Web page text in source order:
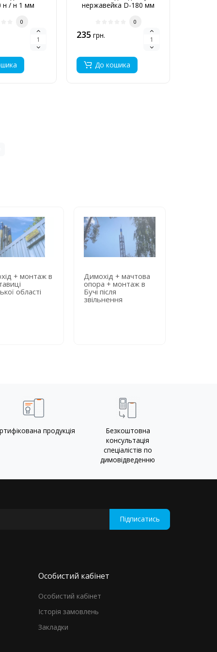
н / н 1 мм
0
нержавейка D-180 мм
0
235 грн.
До кошика
+ монтаж в
області
Димохід + мачтова
опора + монтаж в
Бучі після
звільнення
продукція
Безкоштовна
консультація
спеціалістів по
димовідведенню
Підписатись
Особистий кабінет
Особистий кабінет
Історія замовлень
Закладки